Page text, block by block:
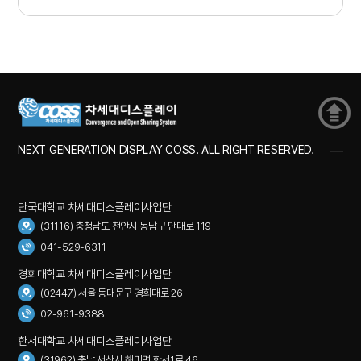
NEXT GENERATION DISPLAY COSS. ALL RIGHT RESERVED.
단국대학교 차세대디스플레이사업단
(31116) 충청남도 천안시 동남구 단대로 119
041-529-6311
경희대학교 차세대디스플레이사업단
(02447) 서울 동대문구 경희대로 26
02-961-9388
한서대학교 차세대디스플레이사업단